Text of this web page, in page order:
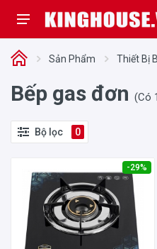
Sản Phẩm Thiết Bị
Bếp gas đơn (Có
Bộ lọc 0
-29%